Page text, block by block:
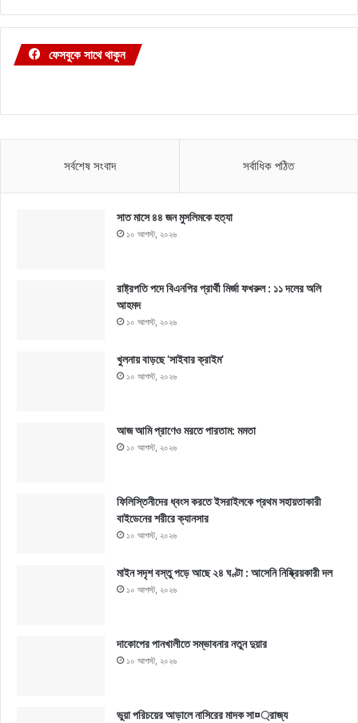
ফেসবুকে সাথে থাকুন
সর্বশেষ সংবাদ সর্বাধিক পঠিত
সাত মাসে ৪৪ জন মুসলিমকে হত্যা
১০ আগস্ট, ২০২৬
রাষ্ট্রপতি পদে বিএনপির প্রার্থী মির্জা ফখরুল : ১১ দলের অলি
আহমদ
১০ আগস্ট, ২০২৬
খুলনায় বাড়ছে ‘সাইবার ক্রাইম’
১০ আগস্ট, ২০২৬
আজ আমি প্রাণেও মরতে পারতাম: মমতা
১০ আগস্ট, ২০২৬
ফিলিস্তিনীদের ধ্বংস করতে ইসরাইলকে প্রথম সহায়তাকারী
বাইডেনের শরীরে ক্যানসার
১০ আগস্ট, ২০২৬
মাইন সদৃশ বস্তু পড়ে আছে ২৪ ঘণ্টা : আসেনি নিষ্ক্রিয়কারী দল
১০ আগস্ট, ২০২৬
দাকোপের পানখালীতে সম্ভাবনার নতুন দুয়ার
১০ আগস্ট, ২০২৬
ভুয়া পরিচয়ের আড়ালে নাসিরের মাদক সা¤্রাজ্য